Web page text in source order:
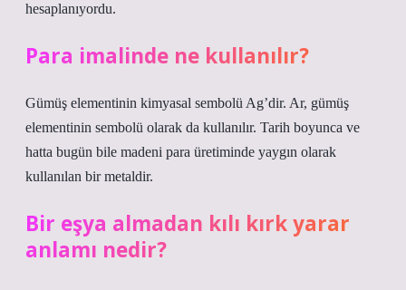
hesaplanıyordu.
Para imalinde ne kullanılır?
Gümüş elementinin kimyasal sembolü Ag’dir. Ar, gümüş
elementinin sembolü olarak da kullanılır. Tarih boyunca ve
hatta bugün bile madeni para üretiminde yaygın olarak
kullanılan bir metaldir.
Bir eşya almadan kılı kırk yarar
anlamı nedir?